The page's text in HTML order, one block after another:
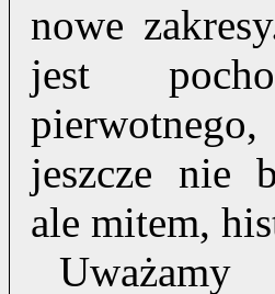
nowe
jest
jeszcze nie
ale mitem,